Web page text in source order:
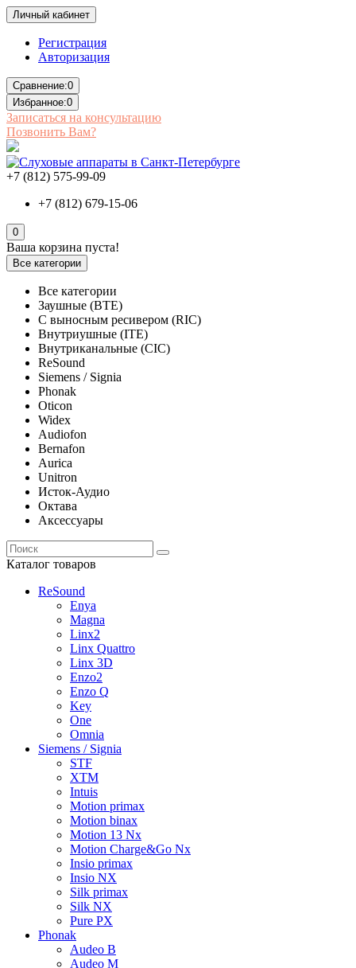
Личный кабинет
Регистрация
Авторизация
Сравнение:0
Избранное:0
Записаться на консультацию
Позвонить Вам?
+7 (812) 575-99-09
+7 (812) 679-15-06
0
Ваша корзина пуста!
Все категории
Все категории
Заушные (BTE)
С выносным ресивером (RIC)
Внутриушные (ITE)
Внутриканальные (CIC)
ReSound
Siemens / Signia
Phonak
Oticon
Widex
Audiofon
Bernafon
Aurica
Unitron
Исток-Аудио
Октава
Аксессуары
Каталог товаров
ReSound
Enya
Magna
Linx2
Linx Quattro
Linx 3D
Enzo2
Enzo Q
Key
One
Omnia
Siemens / Signia
STF
XTM
Intuis
Motion primax
Motion binax
Motion 13 Nx
Motion Charge&Go Nx
Insio primax
Insio NX
Silk primax
Silk NX
Pure PX
Phonak
Audeo B
Audeo M